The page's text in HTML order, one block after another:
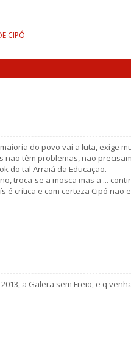
CIPÓ
do povo vai a luta, exige
não têm problemas, não
do tal Arraiá da Educação.
troca-se a mosca mas a ...
é crítica e com certeza Cipó não
a Galera sem Freio, e q